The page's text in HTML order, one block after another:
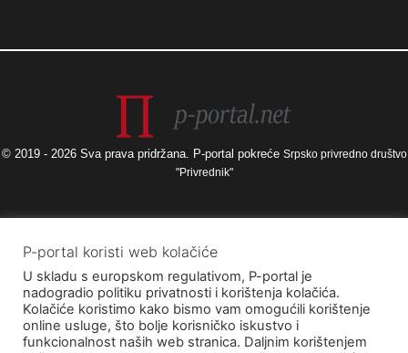
© 2019 - 2026 Sva prava pridržana. P-portal pokreće Srpsko privredno društvo
"Privrednik"
Izneseni stavovi i mišljenja samo su autorova i ne odražavaju nužno
službena stajališta Europske unije ili Europske komisije, kao ni stajališta
Agencije za elektroničke medije ni Ministarstva kulture i medija. Europska
unija i Europska komisija, kao ni Agencija za elektroničke medije ni
Ministarstvo kulture i medija ne mogu se smatrati odgovornima za njih.
P-portal koristi web kolačiće
U skladu s europskom regulativom, P-portal je
nadogradio politiku privatnosti i korištenja kolačića.
Kolačiće koristimo kako bismo vam omogućili korištenje
online usluge, što bolje korisničko iskustvo i
funkcionalnost naših web stranica. Daljnim korištenjem